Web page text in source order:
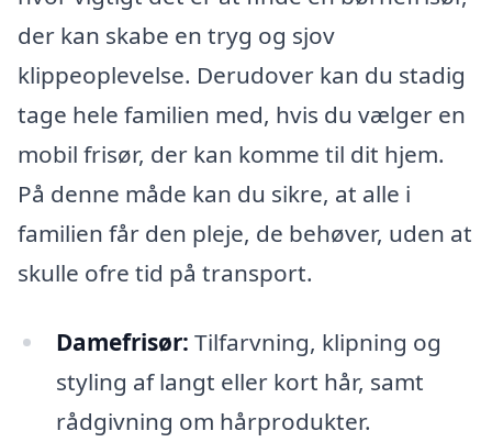
der kan skabe en tryg og sjov
klippeoplevelse. Derudover kan du stadig
tage hele familien med, hvis du vælger en
mobil frisør, der kan komme til dit hjem.
På denne måde kan du sikre, at alle i
familien får den pleje, de behøver, uden at
skulle ofre tid på transport.
Damefrisør: Tilfarvning, klipning og
styling af langt eller kort hår, samt
rådgivning om hårprodukter.